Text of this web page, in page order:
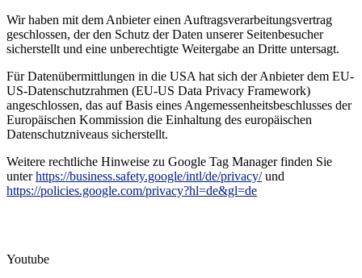
Wir haben mit dem Anbieter einen Auftragsverarbeitungsvertrag
geschlossen, der den Schutz der Daten unserer Seitenbesucher
sicherstellt und eine unberechtigte Weitergabe an Dritte untersagt.
Für Datenübermittlungen in die USA hat sich der Anbieter dem EU-
US-Datenschutzrahmen (EU-US Data Privacy Framework)
angeschlossen, das auf Basis eines Angemessenheitsbeschlusses der
Europäischen Kommission die Einhaltung des europäischen
Datenschutzniveaus sicherstellt.
Weitere rechtliche Hinweise zu Google Tag Manager finden Sie
unterhttps://business.safety.google/intl/de/privacy/und
https://policies.google.com/privacy?hl=de&gl=de
Youtube